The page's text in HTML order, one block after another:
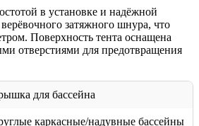
в установке и надёжной
затяжного шнура, что
Поверхность тента оснащена
отверстиями для предотвращения
для бассейна
каркасные/надувные бассейны